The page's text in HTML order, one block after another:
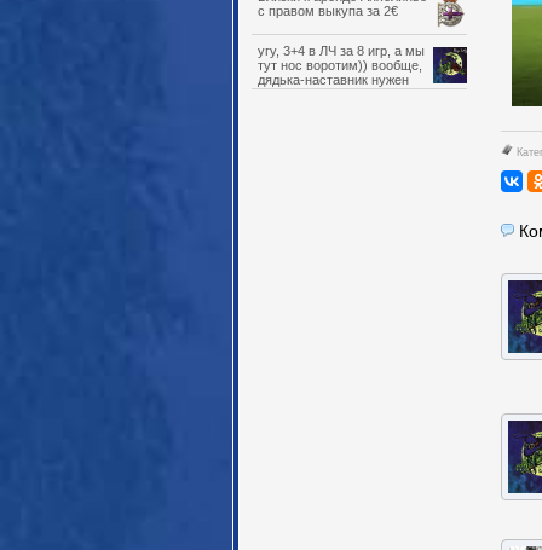
с правом выкупа за 2€
угу, 3+4 в ЛЧ за 8 игр, а мы
тут нос воротим)) вообще,
дядька-наставник нужен
детскому саду, который мы